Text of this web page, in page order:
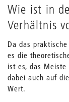
Wie ist in
Verhältnis
Da das
es die
ist es, das
dabei auch auf
Wert.